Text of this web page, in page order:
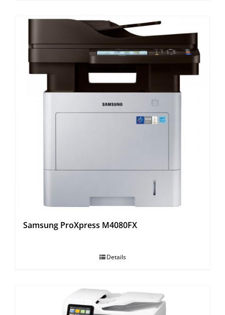
Samsung ProXpress M4080FX
Details